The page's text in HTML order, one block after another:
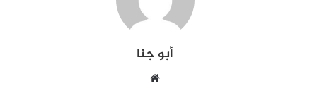
أبو جنا